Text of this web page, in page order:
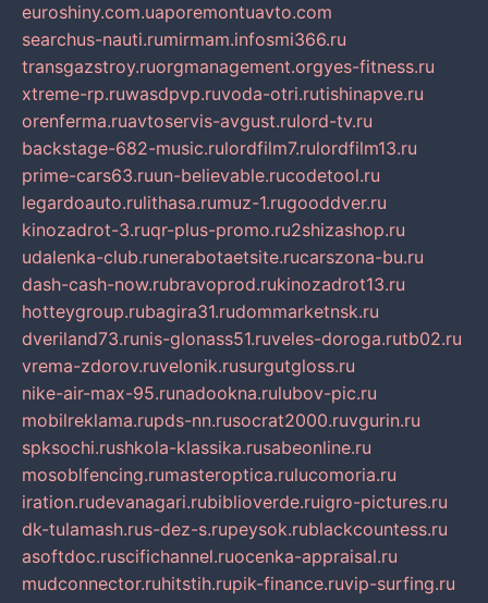
euroshiny.com.uaporemontuavto.com
searchus-nauti.rumirmam.infosmi366.ru
transgazstroy.ruorgmanagement.orgyes-fitness.ru
xtreme-rp.ruwasdpvp.ruvoda-otri.rutishinapve.ru
orenferma.ruavtoservis-avgust.rulord-tv.ru
backstage-682-music.rulordfilm7.rulordfilm13.ru
prime-cars63.ruun-believable.rucodetool.ru
legardoauto.rulithasa.rumuz-1.rugooddver.ru
kinozadrot-3.ruqr-plus-promo.ru2shizashop.ru
udalenka-club.runerabotaetsite.rucarszona-bu.ru
dash-cash-now.rubravoprod.rukinozadrot13.ru
hotteygroup.rubagira31.rudommarketnsk.ru
dveriland73.runis-glonass51.ruveles-doroga.rutb02.ru
vrema-zdorov.ruvelonik.rusurgutgloss.ru
nike-air-max-95.runadookna.rulubov-pic.ru
mobilreklama.rupds-nn.rusocrat2000.ruvgurin.ru
spksochi.rushkola-klassika.rusabeonline.ru
mosoblfencing.rumasteroptica.rulucomoria.ru
iration.rudevanagari.rubiblioverde.ruigro-pictures.ru
dk-tulamash.rus-dez-s.rupeysok.rublackcountess.ru
asoftdoc.ruscifichannel.ruocenka-appraisal.ru
mudconnector.ruhitstih.rupik-finance.ruvip-surfing.ru